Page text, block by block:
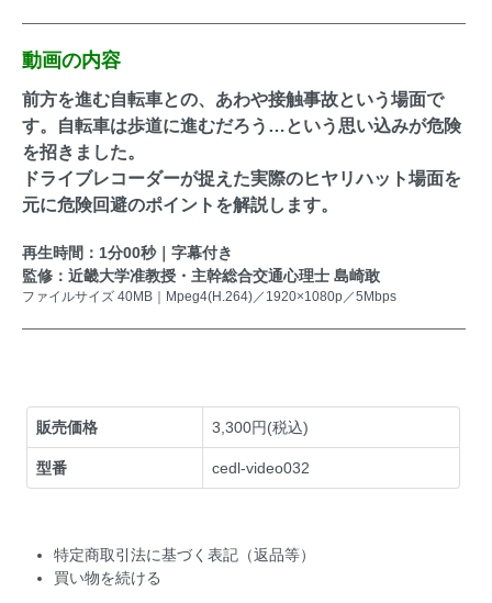
動画の内容
前方を進む自転車との、あわや接触事故という場面で
す。自転車は歩道に進むだろう…という思い込みが危険
を招きました。
ドライブレコーダーが捉えた実際のヒヤリハット場面を
元に危険回避のポイントを解説します。
再生時間：1分00秒｜字幕付き
監修：近畿大学准教授・主幹総合交通心理士 島崎敢
ファイルサイズ 40MB｜Mpeg4(H.264)／1920×1080p／5Mbps
販売価格 3,300円(税込)
型番 cedl-video032
特定商取引法に基づく表記（返品等）
買い物を続ける